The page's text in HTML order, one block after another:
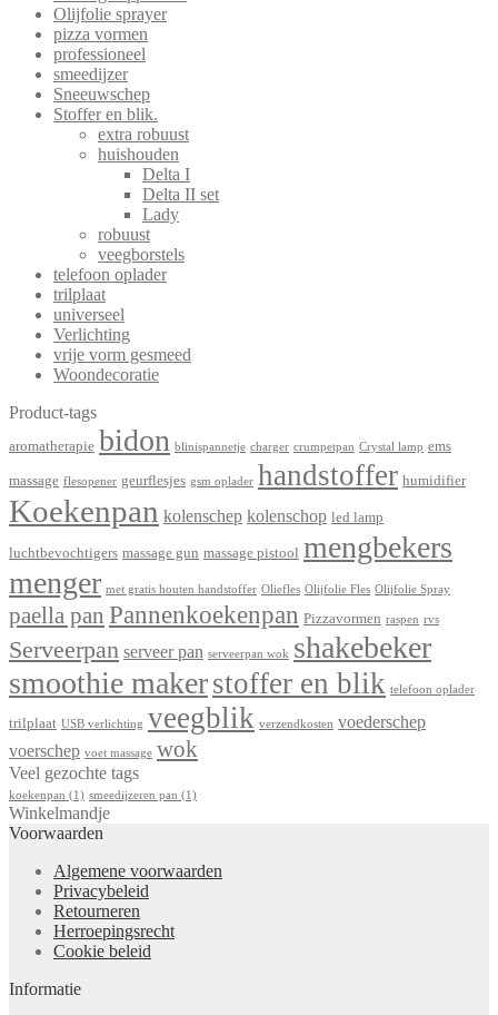
Olijfolie sprayer
pizza vormen
professioneel
smeedijzer
Sneeuwschep
Stoffer en blik.
extra robuust
huishouden
Delta I
Delta II set
Lady
robuust
veegborstels
telefoon oplader
trilplaat
universeel
Verlichting
vrije vorm gesmeed
Woondecoratie
Product-tags
aromatherapie bidon blinispannetje charger crumpetpan Crystal lamp ems
massage flesopener geurflesjes gsm oplader handstoffer humidifier
Koekenpan kolenschep kolenschop led lamp
luchtbevochtigers massage gun massage pistool mengbekers
menger met gratis houten handstoffer Oliefles Olijfolie Fles Olijfolie Spray
paella pan Pannenkoekenpan Pizzavormen raspen rvs
Serveerpan serveer pan serveerpan wok shakebeker
smoothie makerstoffer en blik telefoon oplader
trilplaat USB verlichting veegblik verzendkosten voederschep
voerschep voet massage wok
Veel gezochte tags
koekenpan (1) smeedijzeren pan (1)
Winkelmandje
Voorwaarden
Algemene voorwaarden
Privacybeleid
Retourneren
Herroepingsrecht
Cookie beleid
Informatie